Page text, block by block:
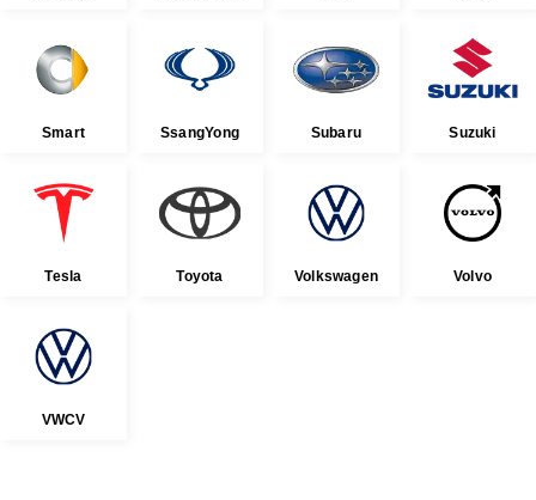
Smart SsangYong Subaru Suzuki
Tesla Toyota Volkswagen Volvo
VWCV